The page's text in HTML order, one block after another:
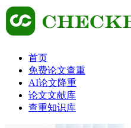
首页
免费论文查重
AI论文降重
论文文献库
查重知识库